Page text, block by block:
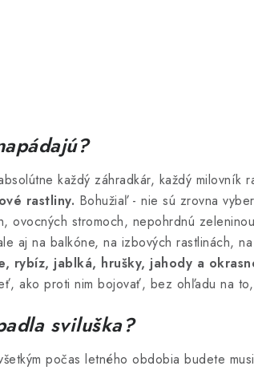
každý záhradkár, každý milovník
rastliny. Bohužiaľ - nie sú zrovna
stromoch, nepohrdnú
aj na balkóne, na izbových rastlinách,
rybíz, jablká, hrušky, jahody a
ako proti nim bojovať, bez ohľadu na
sviluška?
počas letného obdobia budete